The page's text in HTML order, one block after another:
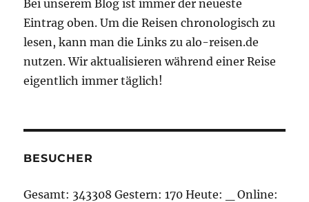
Bei unserem Blog ist immer der neueste
Eintrag oben. Um die Reisen chronologisch zu
lesen, kann man die Links zu alo-reisen.de
nutzen. Wir aktualisieren während einer Reise
eigentlich immer täglich!
BESUCHER
Gesamt: 343308 Gestern:170 Heute:
Online: